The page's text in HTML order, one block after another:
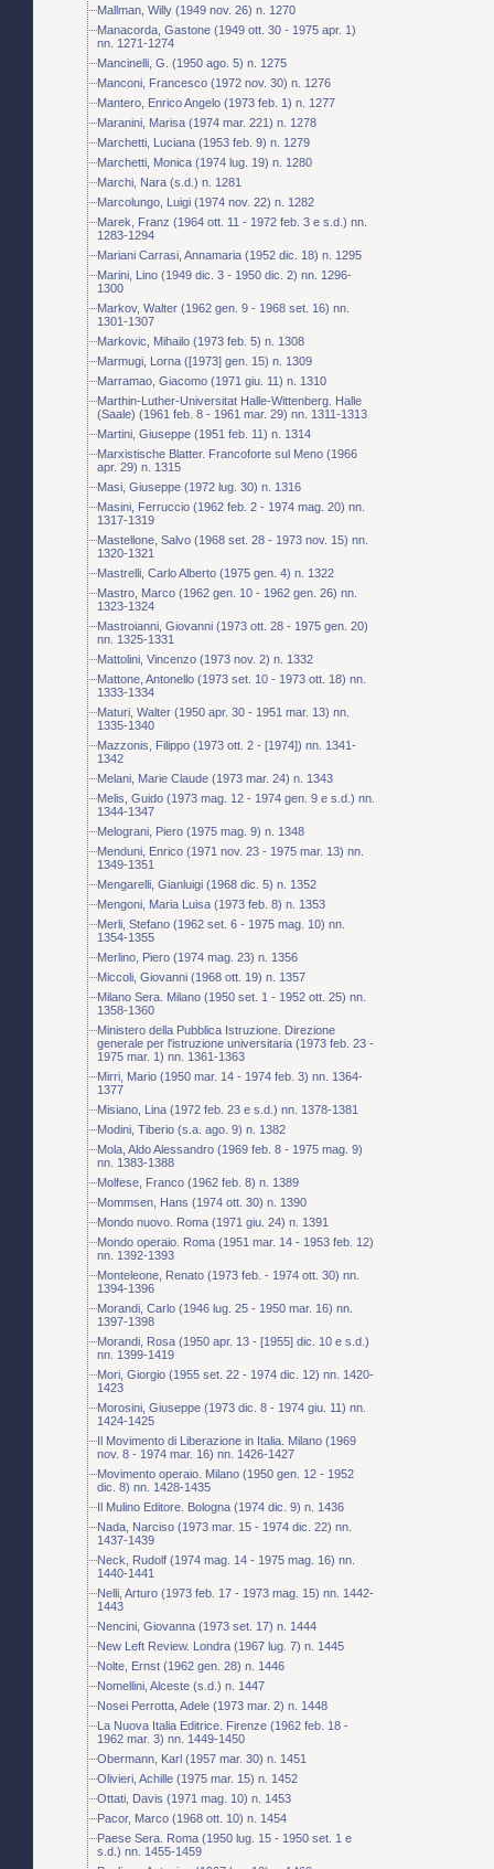
Mallman, Willy (1949 nov. 26) n. 1270
Manacorda, Gastone (1949 ott. 30 - 1975 apr. 1)
nn. 1271-1274
Mancinelli, G. (1950 ago. 5) n. 1275
Manconi, Francesco (1972 nov. 30) n. 1276
Mantero, Enrico Angelo (1973 feb. 1) n. 1277
Maranini, Marisa (1974 mar. 221) n. 1278
Marchetti, Luciana (1953 feb. 9) n. 1279
Marchetti, Monica (1974 lug. 19) n. 1280
Marchi, Nara (s.d.) n. 1281
Marcolungo, Luigi (1974 nov. 22) n. 1282
Marek, Franz (1964 ott. 11 - 1972 feb. 3 e s.d.) nn.
1283-1294
Mariani Carrasi, Annamaria (1952 dic. 18) n. 1295
Marini, Lino (1949 dic. 3 - 1950 dic. 2) nn. 1296-
1300
Markov, Walter (1962 gen. 9 - 1968 set. 16) nn.
1301-1307
Markovic, Mihailo (1973 feb. 5) n. 1308
Marmugi, Lorna ([1973] gen. 15) n. 1309
Marramao, Giacomo (1971 giu. 11) n. 1310
Marthin-Luther-Universitat Halle-Wittenberg. Halle
(Saale) (1961 feb. 8 - 1961 mar. 29) nn. 1311-1313
Martini, Giuseppe (1951 feb. 11) n. 1314
Marxistische Blatter. Francoforte sul Meno (1966
apr. 29) n. 1315
Masi, Giuseppe (1972 lug. 30) n. 1316
Masini, Ferruccio (1962 feb. 2 - 1974 mag. 20) nn.
1317-1319
Mastellone, Salvo (1968 set. 28 - 1973 nov. 15) nn.
1320-1321
Mastrelli, Carlo Alberto (1975 gen. 4) n. 1322
Mastro, Marco (1962 gen. 10 - 1962 gen. 26) nn.
1323-1324
Mastroianni, Giovanni (1973 ott. 28 - 1975 gen. 20)
nn. 1325-1331
Mattolini, Vincenzo (1973 nov. 2) n. 1332
Mattone, Antonello (1973 set. 10 - 1973 ott. 18) nn.
1333-1334
Maturi, Walter (1950 apr. 30 - 1951 mar. 13) nn.
1335-1340
Mazzonis, Filippo (1973 ott. 2 - [1974]) nn. 1341-
1342
Melani, Marie Claude (1973 mar. 24) n. 1343
Melis, Guido (1973 mag. 12 - 1974 gen. 9 e s.d.) nn.
1344-1347
Melograni, Piero (1975 mag. 9) n. 1348
Menduni, Enrico (1971 nov. 23 - 1975 mar. 13) nn.
1349-1351
Mengarelli, Gianluigi (1968 dic. 5) n. 1352
Mengoni, Maria Luisa (1973 feb. 8) n. 1353
Merli, Stefano (1962 set. 6 - 1975 mag. 10) nn.
1354-1355
Merlino, Piero (1974 mag. 23) n. 1356
Miccoli, Giovanni (1968 ott. 19) n. 1357
Milano Sera. Milano (1950 set. 1 - 1952 ott. 25) nn.
1358-1360
Ministero della Pubblica Istruzione. Direzione
generale per l'istruzione universitaria (1973 feb. 23 -
1975 mar. 1) nn. 1361-1363
Mirri, Mario (1950 mar. 14 - 1974 feb. 3) nn. 1364-
1377
Misiano, Lina (1972 feb. 23 e s.d.) nn. 1378-1381
Modini, Tiberio (s.a. ago. 9) n. 1382
Mola, Aldo Alessandro (1969 feb. 8 - 1975 mag. 9)
nn. 1383-1388
Molfese, Franco (1962 feb. 8) n. 1389
Mommsen, Hans (1974 ott. 30) n. 1390
Mondo nuovo. Roma (1971 giu. 24) n. 1391
Mondo operaio. Roma (1951 mar. 14 - 1953 feb. 12)
nn. 1392-1393
Monteleone, Renato (1973 feb. - 1974 ott. 30) nn.
1394-1396
Morandi, Carlo (1946 lug. 25 - 1950 mar. 16) nn.
1397-1398
Morandi, Rosa (1950 apr. 13 - [1955] dic. 10 e s.d.)
nn. 1399-1419
Mori, Giorgio (1955 set. 22 - 1974 dic. 12) nn. 1420-
1423
Morosini, Giuseppe (1973 dic. 8 - 1974 giu. 11) nn.
1424-1425
Il Movimento di Liberazione in Italia. Milano (1969
nov. 8 - 1974 mar. 16) nn. 1426-1427
Movimento operaio. Milano (1950 gen. 12 - 1952
dic. 8) nn. 1428-1435
Il Mulino Editore. Bologna (1974 dic. 9) n. 1436
Nada, Narciso (1973 mar. 15 - 1974 dic. 22) nn.
1437-1439
Neck, Rudolf (1974 mag. 14 - 1975 mag. 16) nn.
1440-1441
Nelli, Arturo (1973 feb. 17 - 1973 mag. 15) nn. 1442-
1443
Nencini, Giovanna (1973 set. 17) n. 1444
New Left Review. Londra (1967 lug. 7) n. 1445
Nolte, Ernst (1962 gen. 28) n. 1446
Nomellini, Alceste (s.d.) n. 1447
Nosei Perrotta, Adele (1973 mar. 2) n. 1448
La Nuova Italia Editrice. Firenze (1962 feb. 18 -
1962 mar. 3) nn. 1449-1450
Obermann, Karl (1957 mar. 30) n. 1451
Olivieri, Achille (1975 mar. 15) n. 1452
Ottati, Davis (1971 mag. 10) n. 1453
Pacor, Marco (1968 ott. 10) n. 1454
Paese Sera. Roma (1950 lug. 15 - 1950 set. 1 e
s.d.) nn. 1455-1459